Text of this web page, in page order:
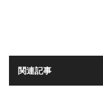
関連記事